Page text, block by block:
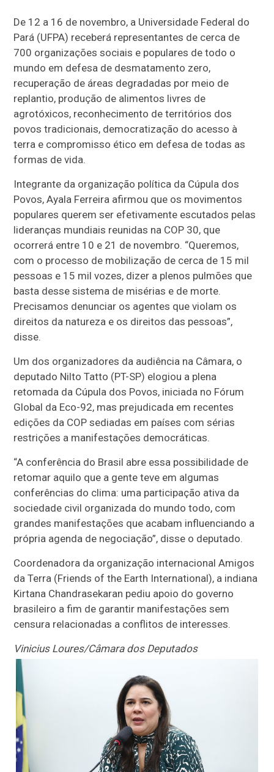
De 12 a 16 de novembro, a Universidade Federal do
Pará (UFPA) receberá representantes de cerca de
700 organizações sociais e populares de todo o
mundo em defesa de desmatamento zero,
recuperação de áreas degradadas por meio de
replantio, produção de alimentos livres de
agrotóxicos, reconhecimento de territórios dos
povos tradicionais, democratização do acesso à
terra e compromisso ético em defesa de todas as
formas de vida.
Integrante da organização política da Cúpula dos
Povos, Ayala Ferreira afirmou que os movimentos
populares querem ser efetivamente escutados pelas
lideranças mundiais reunidas na COP 30, que
ocorrerá entre 10 e 21 de novembro. “Queremos,
com o processo de mobilização de cerca de 15 mil
pessoas e 15 mil vozes, dizer a plenos pulmões que
basta desse sistema de misérias e de morte.
Precisamos denunciar os agentes que violam os
direitos da natureza e os direitos das pessoas”,
disse.
Um dos organizadores da audiência na Câmara, o
deputado Nilto Tatto (PT-SP) elogiou a plena
retomada da Cúpula dos Povos, iniciada no Fórum
Global da Eco-92, mas prejudicada em recentes
edições da COP sediadas em países com sérias
restrições a manifestações democráticas.
“A conferência do Brasil abre essa possibilidade de
retomar aquilo que a gente teve em algumas
conferências do clima: uma participação ativa da
sociedade civil organizada do mundo todo, com
grandes manifestações que acabam influenciando a
própria agenda de negociação”, disse o deputado.
Coordenadora da organização internacional Amigos
da Terra (Friends of the Earth International), a indiana
Kirtana Chandrasekaran pediu apoio do governo
brasileiro a fim de garantir manifestações sem
censura relacionadas a conflitos de interesses.
Vinicius Loures/Câmara dos Deputados